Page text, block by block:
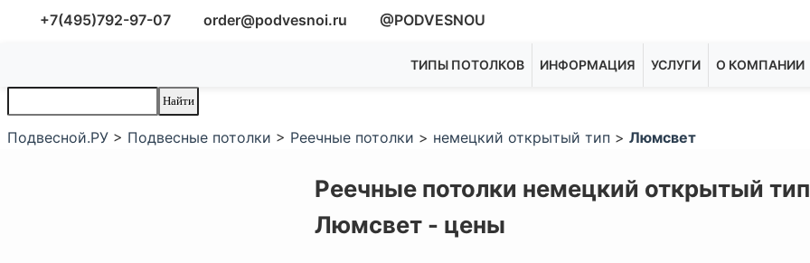
+7(495)792-97-07 order@podvesnoi.ru @PODVESNOU
ТИПЫ ПОТОЛКОВ ИНФОРМАЦИЯ УСЛУГИ О КОМПАНИИ
Подвесной.РУ > Подвесные потолки > Реечные потолки > немецкий открытый тип > Люмсвет
Реечные потолки немецкий открытый тип
Люмсвет - цены